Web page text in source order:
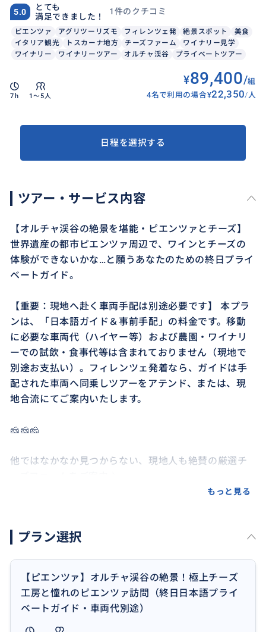
5.0
とても
満足できました！
1件のクチコミ
ピエンツァ アグリツーリズモ フィレンツェ発 絶景スポット
美食
イタリア観光
トスカーナ地方 チーズファーム
ワイナリー見学
ワイナリー
ワイナリーツアー オルチャ渓谷 プライベートツアー
7h 1〜5人
¥89,400/組
4名で利用の場合¥22,350/ 人
日程を選択する
ツアー・サービス内容
【オルチャ渓谷の絶景を堪能・ピエンツァとチーズ】
世界遺産の都市ピエンツァ周辺で、ワインとチーズの
体験ができないかな…と願うあなたのための終日プライ
ベートガイド。
【重要：現地へ赴く車両手配は別途必要です】 本プラ
ンは、「日本語ガイド＆事前手配」の料金です。移動
に必要な車両代（ハイヤー等）および農園・ワイナリ
ーでの試飲・食事代等は含まれておりません（現地で
別途お支払い）。フィレンツェ発着なら、ガイドは手
配された車両へ同乗しツアーをアテンド、または、現
地合流にてご案内いたします。
🧀🧀🧀
他ではなかなか見つからない、現地人も絶賛の厳選チ
ツアー中のテイスティングで、現地生産者自慢の美味し
散策と、極上のペコリーノチーズ農家を訪ねる贅沢な1
日をお届けします。
もっと見る
プラン選択
【ピエンツァ】オルチャ渓谷の絶景！極上チーズ
工房と憧れのピエンツァ訪問（終日日本語プライ
ベートガイド・車両代別途）